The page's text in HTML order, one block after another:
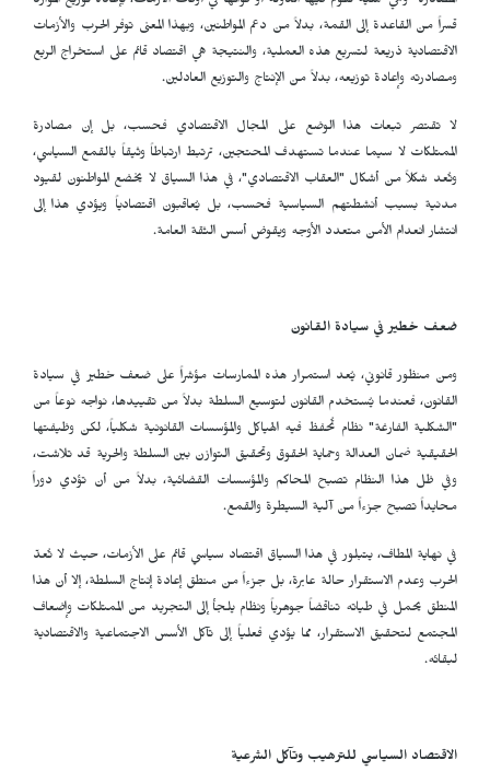
قسراً من القاعدة إلى القمة، بدلاً من دعم المواطنين، وبهذا المعنى توفر الحرب والأزمات
الاقتصادية ذريعة لتسريع هذه العملية، والنتيجة هي اقتصاد قائم على استخراج الريع
ومصادرته وإعادة توزيعه، بدلاً من الإنتاج والتوزيع العادلين.
لا تقتصر تبعات هذا الوضع على المجال الاقتصادي فحسب، بل إن مصادرة
الممتلكات لا سيما عندما تستهدف المحتجين، ترتبط ارتباطاً وثيقاً بالقمع السياسي،
وتُعد شكلاً من أشكال "العقاب الاقتصادي"، في هذا السياق لا يخضع المواطنون لقيود
مدنية بسبب أنشطتهم السياسية فحسب، بل يُعاقبون اقتصادياً ويؤدي هذا إلى
انتشار انعدام الأمن متعدد الأوجه ويقوض أسس الثقة العامة.
ضعف خطير في سيادة القانون
ومن منظور قانوني، يُعد استمرار هذه الممارسات مؤشراً على ضعف خطير في سيادة
القانون، فعندما يُستخدم القانون لتوسيع السلطة بدلاً من تقييدها، نواجه نوعاً من
"الشكلية الفارغة" نظام تُحفظ فيه الهياكل والمؤسسات القانونية شكلياً، لكن وظيفتها
الحقيقية ضمان العدالة وحماية الحقوق وتحقيق التوازن بين السلطة والحرية قد تلاشت،
وفي ظل هذا النظام تصبح المحاكم والمؤسسات القضائية، بدلاً من أن تؤدي دوراً
محايداً تصبح جزءاً من آلية السيطرة والقمع.
في نهاية المطاف، يتبلور في هذا السياق اقتصاد سياسي قائم على الأزمات، حيث لا تُعدّ
الحرب وعدم الاستقرار حالة عابرة، بل جزءاً من منطق إعادة إنتاج السلطة، إلا أن هذا
المنطق يحمل في طياته تناقضاً جوهرياً ونظام يلجأ إلى التجريد من الممتلكات وإضعاف
المجتمع لتحقيق الاستقرار، مما يؤدي فعلياً إلى تآكل الأسس الاجتماعية والاقتصادية
لبقائه.
الاقتصاد السياسي للترهيب وتآكل الشرعية